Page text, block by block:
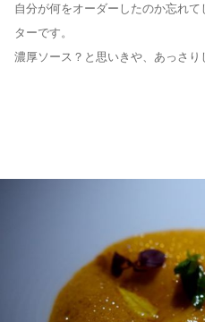
自分が何をオーダーしたのか忘れ
ターです。
濃厚ソース？と思いきや、あっさり